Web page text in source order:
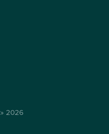
2026